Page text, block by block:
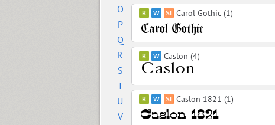
O
P
Q
R
S
T
U
V
Carol Gothic (1)
Caslon (4)
Caslon 1821 (1)